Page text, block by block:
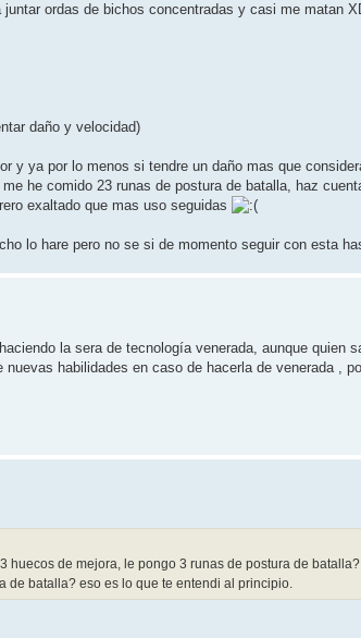
ordas de bichos concentradas y casi me matan
daño y velocidad)
y ya por lo menos si tendre un daño mas que
he comido 23 runas de postura de batalla, haz
exaltado que mas uso seguidas
lo hare pero no se si de momento seguir con esta
la sera de tecnología venerada, aunque quien
habilidades en caso de hacerla de venerada ,
huecos de mejora, le pongo 3 runas de postura de
de batalla? eso es lo que te entendi al principio.